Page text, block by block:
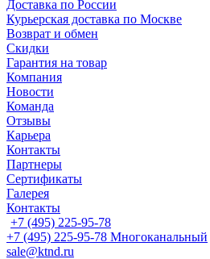
Доставка по России
Курьерская доставка по Москве
Возврат и обмен
Скидки
Гарантия на товар
Компания
Новости
Команда
Отзывы
Карьера
Контакты
Партнеры
Сертификаты
Галерея
Контакты
+7 (495) 225-95-78
+7 (495) 225-95-78 Многоканальный
sale@ktnd.ru